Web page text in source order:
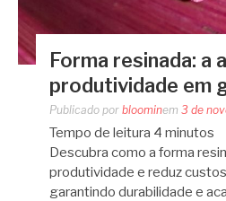
Forma resinada: a
produtividade em
Publicado por bloominem 3 de
Tempo de leitura 4 minutos
Descubra como a forma
produtividade e reduz
garantindo durabilidade e